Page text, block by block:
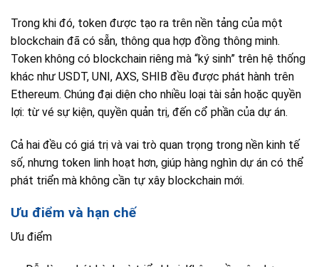
Trong khi đó, token được tạo ra trên nền tảng của một
blockchain đã có sẵn, thông qua hợp đồng thông minh.
Token không có blockchain riêng mà “ký sinh” trên hệ thống
khác như USDT, UNI, AXS, SHIB đều được phát hành trên
Ethereum. Chúng đại diện cho nhiều loại tài sản hoặc quyền
lợi: từ vé sự kiện, quyền quản trị, đến cổ phần của dự án.
Cả hai đều có giá trị và vai trò quan trọng trong nền kinh tế
số, nhưng token linh hoạt hơn, giúp hàng nghìn dự án có thể
phát triển mà không cần tự xây blockchain mới.
Ưu điểm và hạn chế
Ưu điểm